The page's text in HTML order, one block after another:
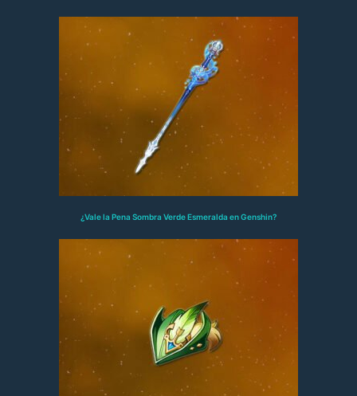
¿Vale la Pena Sombra Verde Esmeralda en Genshin?